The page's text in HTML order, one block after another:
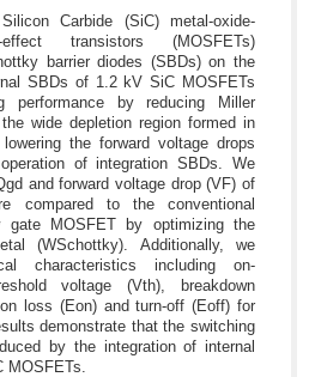
Carbide (SiC) metal-oxide-
effect transistors (MOSFETs)
barrier diodes (SBDs) on the
SBDs of 1.2 kV SiC MOSFETs
performance by reducing Miller
wide depletion region formed in
the forward voltage drops
of integration SBDs. We
and forward voltage drop (VF) of
compared to the conventional
gate MOSFET by optimizing the
(WSchottky). Additionally, we
characteristics including on-
voltage (Vth), breakdown
loss (Eon) and turn-off (Eoff) for
demonstrate that the switching
by the integration of internal